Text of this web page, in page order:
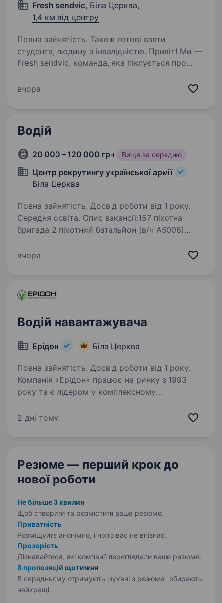
Fresh sendvic, Біла Церква,
1,4 км від центру
Повна зайнятість. Також готові взяти
студента, людину з інвалідністю. Привіт! Ми —
Fresh sendvic, команда, яка піклується про
стати частиною нашої родини на посаді водія.
вчора
Водій
20 000 – 120 000 грн Вища за середню
Центр рекрутингу української армії
Біла Церква
Повна зайнятість. Досвід роботи від 1 року.
Середня освіта. Опис вакансії:157 піхотна
бригада 2 піхотний батальйон (в/ч А5006)
на посаду водій. 157 піхотна бригада створена
вчора
Водій навантажувача
Ерідон Біла Церква
Повна зайнятість. Досвід роботи від 1 року.
Компанія «Ерідон» працює на ринку з 1993
року та є лідером у комплексному
підприємств України. Ми пропонуємо широкий
2 дні тому
Резюме — перший крок до
нової роботи
Не більше 3 хвилин
Щоб створити та розмістити ваше резюме.
Приватність
Розміщуйте анонімно, і ніхто вас не впізнає.
Прозорість
Дізнавайтеся, які компанії переглядали ваше резюме.
8 пропозицій щотижня
В середньому отримують шукачі з резюме і обирають
найкращі.